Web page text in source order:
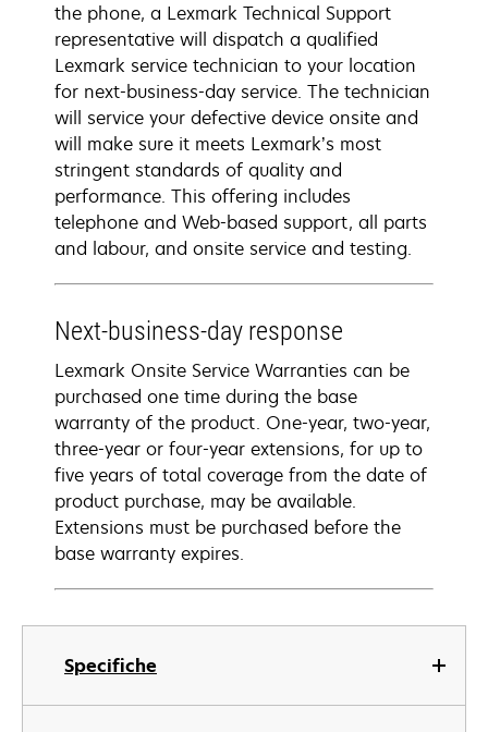
Specifiche
the phone, a Lexmark Technical Support
representative will dispatch a qualified
Lexmark service technician to your location
for next-business-day service. The technician
will service your defective device onsite and
will make sure it meets Lexmark’s most
stringent standards of quality and
performance. This offering includes
telephone and Web-based support, all parts
and labour, and onsite service and testing.
Next-business-day response
Lexmark Onsite Service Warranties can be
purchased one time during the base
warranty of the product. One-year, two-year,
three-year or four-year extensions, for up to
five years of total coverage from the date of
product purchase, may be available.
Extensions must be purchased before the
base warranty expires.